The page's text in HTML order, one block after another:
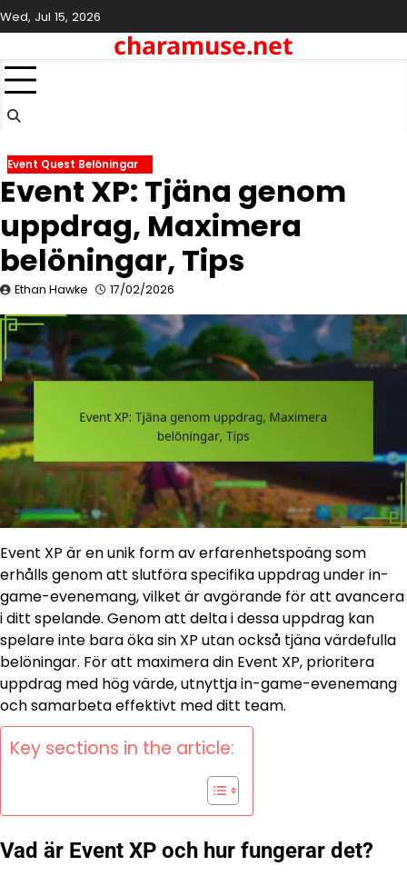
Skip
to
Wed, Jul 15, 2026
charamuse.net
Event Quest Belöningar
Event XP: Tjäna genom
uppdrag, Maximera
belöningar, Tips
Ethan Hawke 17/02/2026
Event XP är en unik form av erfarenhetspoäng som
erhålls genom att slutföra specifika uppdrag under in-
game-evenemang, vilket är avgörande för att avancera
i ditt spelande. Genom att delta i dessa uppdrag kan
spelare inte bara öka sin XP utan också tjäna värdefulla
belöningar. För att maximera din Event XP, prioritera
uppdrag med hög värde, utnyttja in-game-evenemang
och samarbeta effektivt med ditt team.
Key sections in the article:
Vad är Event XP och hur fungerar det?